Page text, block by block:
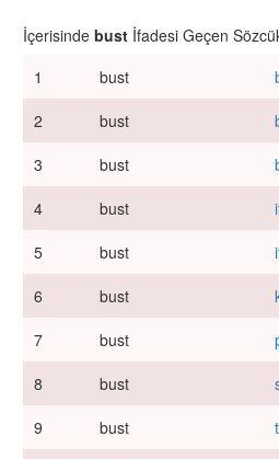
İçerisinde bust İfadesi Geçen
1
bust
2
bust
3
bust
4
bust
5
bust
6
bust
7
bust
8
bust
9
bust